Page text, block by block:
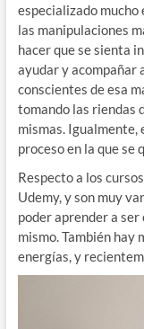
especializado mucho
las manipulaciones
hacer que se sienta
ayudar y acompañar
conscientes de esa
tomando las riendas
mismas. Igualmente,
proceso en la que se
Respecto a los
Udemy, y son muy
poder aprender a ser
mismo. También hay
energías, y